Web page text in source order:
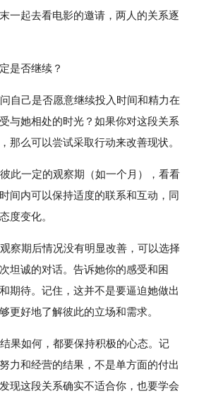
一起去看电影的邀请，两人的关系逐
是否继续？
自己是否愿意继续投入时间和精力在
与她相处的时光？如果你对这段关系
那么可以尝试采取行动来改善现状。
此一定的观察期（如一个月），看看
间内可以保持适度的联系和互动，同
度变化。
察期后情况没有明显改善，可以选择
坦诚的对话。告诉她你的感受和困
期待。记住，这并不是要逼迫她做出
更好地了解彼此的立场和需求。
果如何，都要保持积极的心态。记
力和经营的结果，不是单方面的付出
现这段关系确实不适合你，也要学会